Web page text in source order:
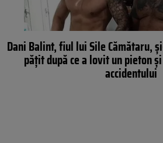
Dani Balint, fiul lui Sile Cămătaru,
pățit după ce a lovit un pieton
accidentului